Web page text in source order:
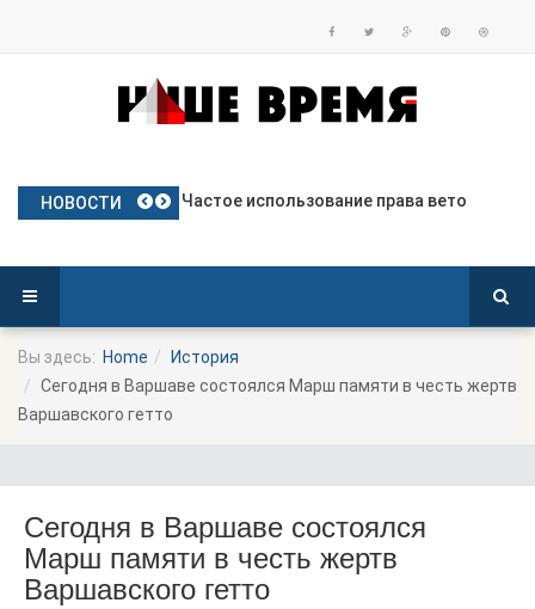
НОВОСТИ План Польши по предоставлению бе
Частое использование права вето
Польские яблоки готовятся к дебю
Посол Украины в Польше готовится
Польша опережает Германию по тем
Вы здесь: Home
История
Сегодня в Варшаве состоялся Марш памяти в честь жертв
Варшавского гетто
Сегодня в Варшаве состоялся
Марш памяти в честь жертв
Варшавского гетто